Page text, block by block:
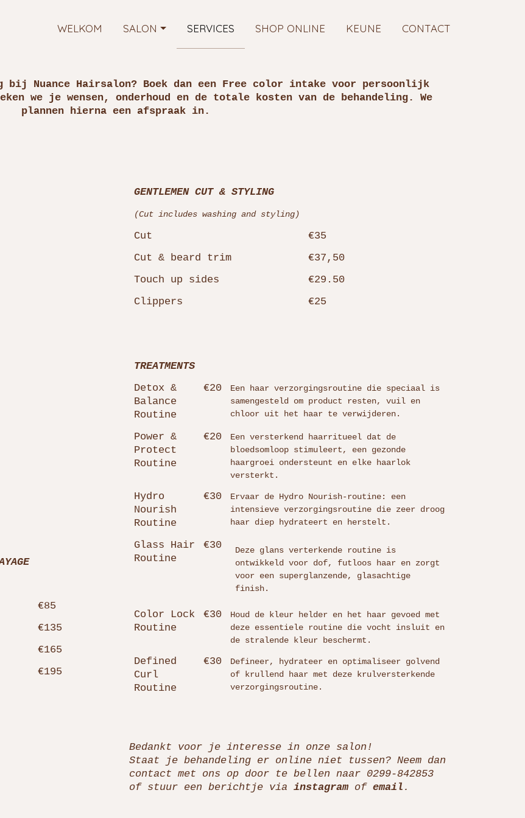
WELKOM SALON SERVICES SHOP ONLINE KEUNE CONTACT
Nuance Hairsalon? Boek dan een Free color intake voor persoonlijk
we je wensen, onderhoud en de totale kosten van de behandeling. We
plannen hierna een afspraak in.
€85
€135
€165
€195
GENTLEMEN CUT & STYLING
(Cut includes washing and styling)
Cut
€35
Cut & beard trim
€37,50
Touch up sides
€29.50
Clippers
€25
TREATMENTS
Detox &
Balance
Routine
€20
Een haar verzorgingsroutine die speciaal is
samengesteld om product resten, vuil en
chloor uit het haar te verwijderen.
Power &
Protect
Routine
€20
Een versterkend haarritueel dat de
bloedsomloop stimuleert, een gezonde
haargroei ondersteunt en elke haarlok
versterkt.
Hydro
Nourish
Routine
€30
Ervaar de Hydro Nourish-routine: een
intensieve verzorgingsroutine die zeer droog
haar diep hydrateert en herstelt.
Glass Hair
Routine
€30
Deze glans verterkende routine is
ontwikkeld voor dof, futloos haar en zorgt
voor een superglanzende, glasachtige
finish.
Color Lock
Routine
€30
Houd de kleur helder en het haar gevoed met
deze essentiele routine die vocht insluit en
de stralende kleur beschermt.
Defined
Curl
Routine
€30
Defineer, hydrateer en optimaliseer golvend
of krullend haar met deze krulversterkende
verzorgingsroutine.
Bedankt voor je interesse in onze salon!
Staat je behandeling er online niet tussen? Neem dan
contact met ons op door te bellen naar 0299-842853
of stuur een berichtje via instagram of email .